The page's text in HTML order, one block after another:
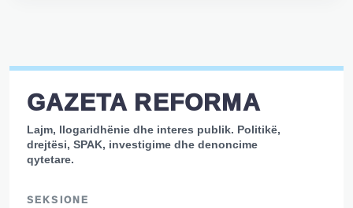
GAZETA REFORMA
Lajm, llogaridhënie dhe interes publik. Politikë,
drejtësi, SPAK, investigime dhe denoncime
qytetare.
SEKSIONE